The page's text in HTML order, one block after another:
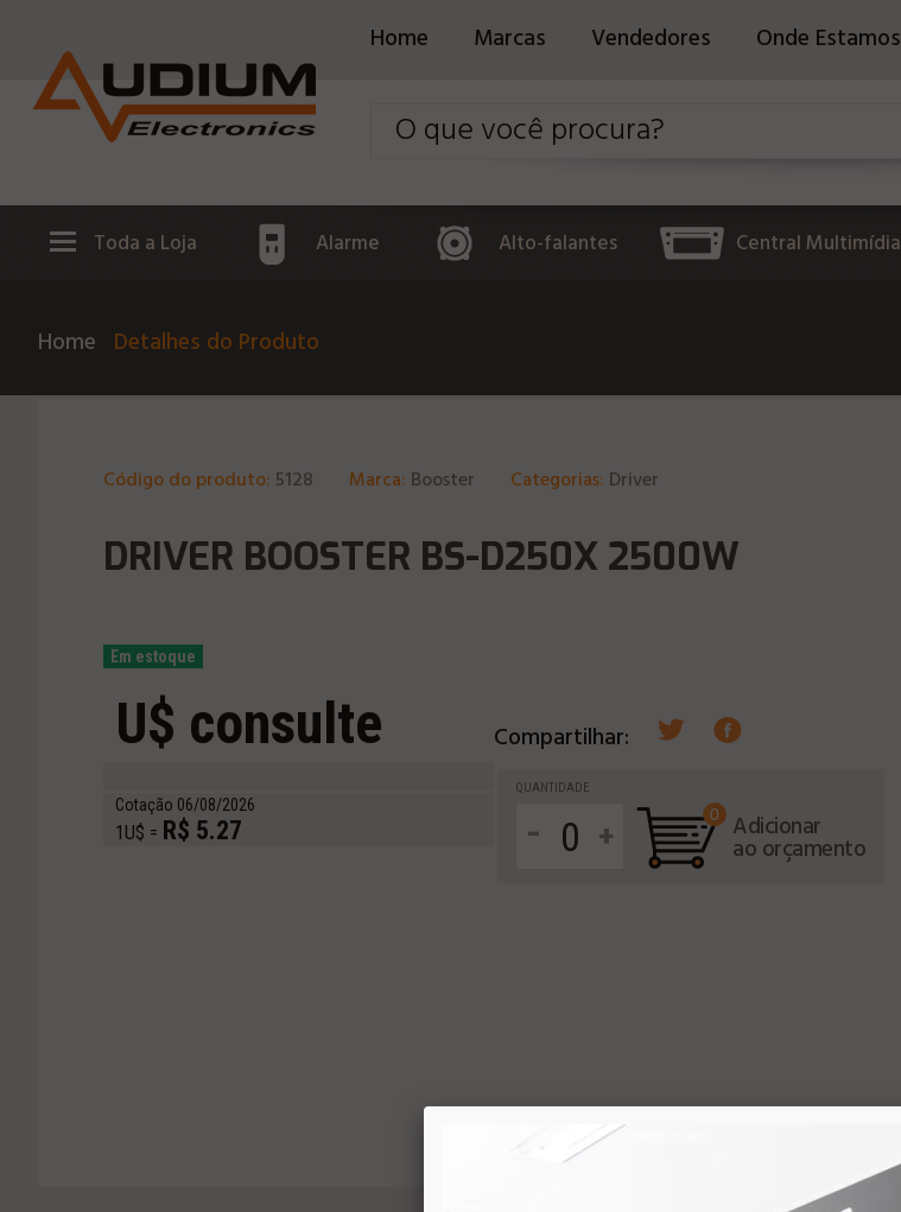
Home Marcas Vendedores Onde Estamos
Toda a Loja Alarme Alto-falantes Central Multimídia
Home Detalhes do Produto
Código do produto: 5128 Marca: Booster Categorias: Driver
DRIVER BOOSTER BS-D250X 2500W
Em estoque
U$ consulte
Cotação 06/08/2026
1U$ = R$ 5.27
Compartilhar:
QUANTIDADE
- +
0 Adicionar
ao orçamento